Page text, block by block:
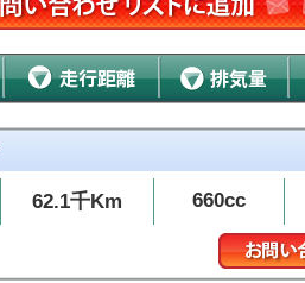
62.1千Km 660cc